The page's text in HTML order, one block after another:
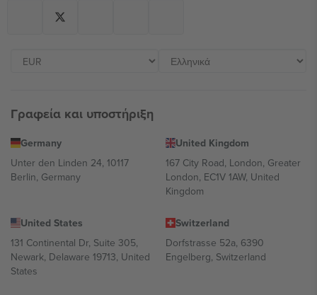
Γραφεία και υποστήριξη
Germany
Unter den Linden 24, 10117
Berlin, Germany
United Kingdom
167 City Road, London, Greater
London, EC1V 1AW, United
Kingdom
United States
131 Continental Dr, Suite 305,
Newark, Delaware 19713, United
States
Switzerland
Dorfstrasse 52a, 6390
Engelberg, Switzerland